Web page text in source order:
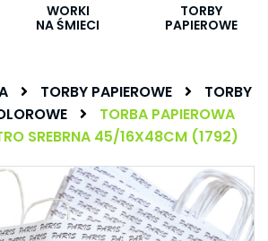
WORKI
NA ŚMIECI
TORBY
PAPIEROWE
TORBY PAPIEROWE
TORBY
TORBA PAPIEROWA
SREBRNA 45/16X48CM (1792)